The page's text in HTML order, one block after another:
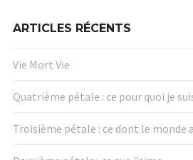
ARTICLES RÉCENTS
Vie Mort Vie
Quatrième pétale : ce pour quoi je
Troisième pétale : ce dont le monde